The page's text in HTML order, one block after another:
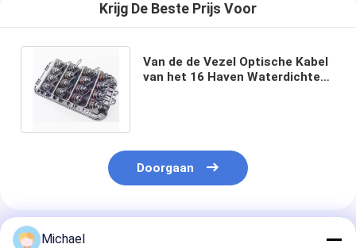
Krijg De Beste Prijs Voor
Van de de Vezel Optische Kabel
van het 16 Haven Waterdichte
Doorgaan
Geadviseerde Producten
Michael